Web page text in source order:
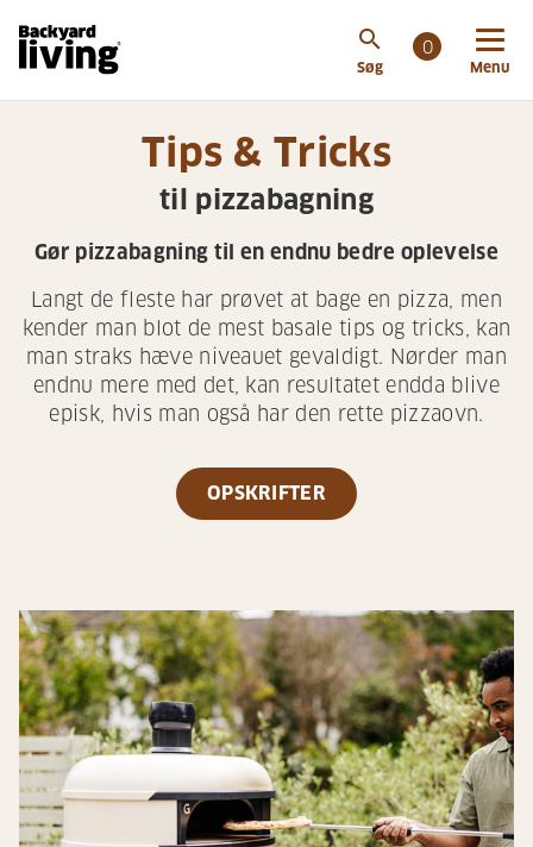
search
Søg
0
Menu
Tips & Tricks
til pizzabagning
Gør pizzabagning til en endnu bedre oplevelse
Langt de fleste har prøvet at bage en pizza, men
kender man blot de mest basale tips og tricks, kan
man straks hæve niveauet gevaldigt. Nørder man
endnu mere med det, kan resultatet endda blive
episk, hvis man også har den rette pizzaovn.
OPSKRIFTER